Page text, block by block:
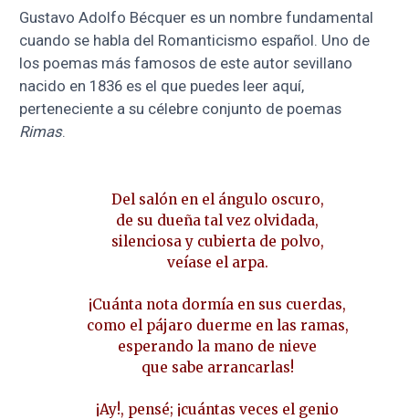
Gustavo Adolfo Bécquer es un nombre fundamental
cuando se habla del Romanticismo español. Uno de
los poemas más famosos de este autor sevillano
nacido en 1836 es el que puedes leer aquí,
perteneciente a su célebre conjunto de poemas
Rimas.
Del salón en el ángulo oscuro,
de su dueña tal vez olvidada,
silenciosa y cubierta de polvo,
veíase el arpa.
¡Cuánta nota dormía en sus cuerdas,
como el pájaro duerme en las ramas,
esperando la mano de nieve
que sabe arrancarlas!
¡Ay!, pensé; ¡cuántas veces el genio